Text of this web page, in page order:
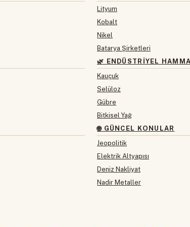
Lityum
Kobalt
Nikel
Batarya Şirketleri
🌿 ENDÜSTRIYEL
Kauçuk
Selüloz
Gübre
Bitkisel Yağ
🌐 GÜNCEL KONULAR
Jeopolitik
Elektrik Altyapısı
Deniz Nakliyat
Nadir Metaller